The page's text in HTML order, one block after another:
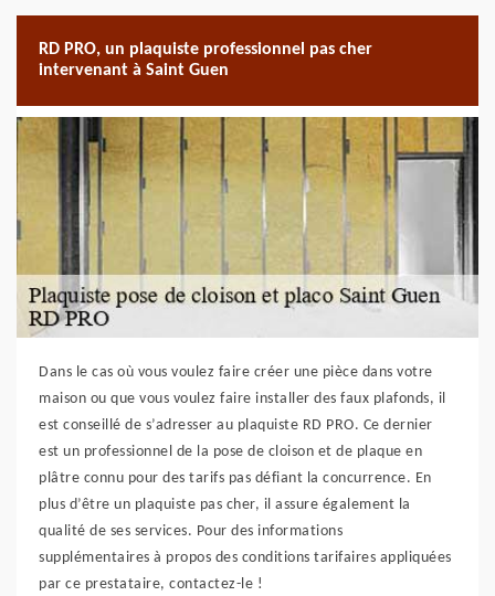
RD PRO, un plaquiste professionnel pas cher
intervenant à Saint Guen
Dans le cas où vous voulez faire créer une pièce dans votre
maison ou que vous voulez faire installer des faux plafonds, il
est conseillé de s’adresser au plaquiste RD PRO. Ce dernier
est un professionnel de la pose de cloison et de plaque en
plâtre connu pour des tarifs pas défiant la concurrence. En
plus d’être un plaquiste pas cher, il assure également la
qualité de ses services. Pour des informations
supplémentaires à propos des conditions tarifaires appliquées
par ce prestataire, contactez-le !